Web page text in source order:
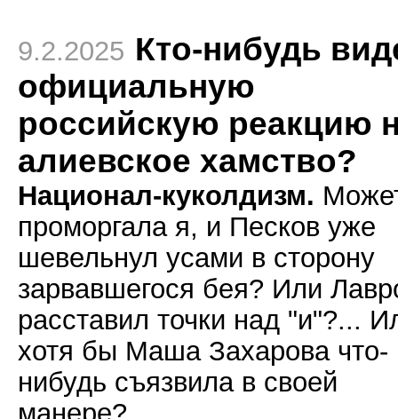
9.2.2025 Кто-нибудь
официальную
российскую реакцию
алиевское хамство?
Национал-куколдизм.
проморгала я, и Песков уже
шевельнул усами в сторону
зарвавшегося бея? Или
расставил точки над "и"?...
хотя бы Маша Захарова что-
нибудь съязвила в своей
манере?